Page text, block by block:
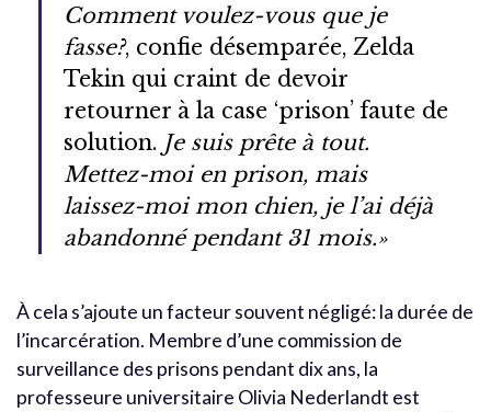
Comment voulez-vous que je
fasse?, confie désemparée, Zelda
Tekin qui craint de devoir
retourner à la case ‘prison’ faute de
solution. Je suis prête à tout.
Mettez-moi en prison, mais
laissez-moi mon chien, je l’ai déjà
abandonné pendant 31 mois.»
À cela s’ajoute un facteur souvent négligé: la durée de
l’incarcération. Membre d’une commission de
surveillance des prisons pendant dix ans, la
professeure universitaire Olivia Nederlandt est